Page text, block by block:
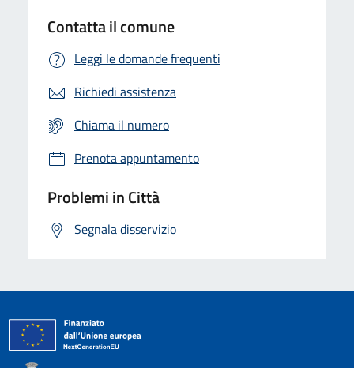
Contatta il comune
Leggi le domande frequenti
Richiedi assistenza
Chiama il numero
Prenota appuntamento
Problemi in Città
Segnala disservizio